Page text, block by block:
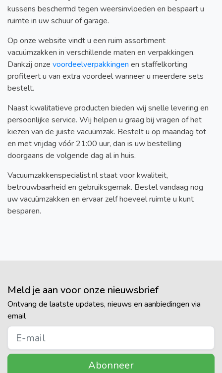
kussens beschermd tegen weersinvloeden en bespaart u
ruimte in uw schuur of garage.
Op onze website vindt u een ruim assortiment
vacuümzakken in verschillende maten en verpakkingen.
Dankzij onze voordeelverpakkingen en staffelkorting
profiteert u van extra voordeel wanneer u meerdere sets
bestelt.
Naast kwalitatieve producten bieden wij snelle levering en
persoonlijke service. Wij helpen u graag bij vragen of het
kiezen van de juiste vacuümzak. Bestelt u op maandag tot
en met vrijdag vóór 21:00 uur, dan is uw bestelling
doorgaans de volgende dag al in huis.
Vacuumzakkenspecialist.nl staat voor kwaliteit,
betrouwbaarheid en gebruiksgemak. Bestel vandaag nog
uw vacuümzakken en ervaar zelf hoeveel ruimte u kunt
besparen.
Meld je aan voor onze nieuwsbrief
Ontvang de laatste updates, nieuws en aanbiedingen via
email
Abonneer